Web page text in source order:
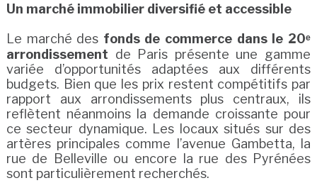
Un marché immobilier diversifié et accessible
Le marché des fonds de commerce dans le 20ᵉ
arrondissement de Paris présente une gamme
variée d’opportunités adaptées aux différents
budgets. Bien que les prix restent compétitifs par
rapport aux arrondissements plus centraux, ils
reflètent néanmoins la demande croissante pour
ce secteur dynamique. Les locaux situés sur des
artères principales comme l’avenue Gambetta, la
rue de Belleville ou encore la rue des Pyrénées
sont particulièrement recherchés.